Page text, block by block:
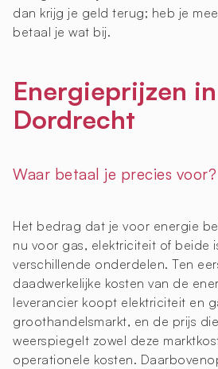
dan krijg je geld terug; heb je
betaal je wat bij.
Energieprijzen in
Dordrecht
Waar betaal je precies voor?
Het bedrag dat je voor energie
nu voor gas, elektriciteit of
verschillende onderdelen. Ten
daadwerkelijke kosten van de
leverancier koopt elektriciteit en
groothandelsmarkt, en de prijs
weerspiegelt zowel deze
operationele kosten.